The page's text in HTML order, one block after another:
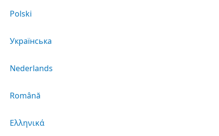
Polski
Українська
Nederlands
Română
Ελληνικά